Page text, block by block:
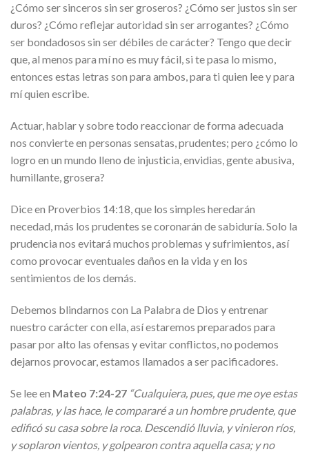
¿Cómo ser sinceros sin ser groseros? ¿Cómo ser justos sin ser
duros? ¿Cómo reflejar autoridad sin ser arrogantes? ¿Cómo
ser bondadosos sin ser débiles de carácter? Tengo que decir
que, al menos para mí no es muy fácil, si te pasa lo mismo,
entonces estas letras son para ambos, para ti quien lee y para
mí quien escribe.
Actuar, hablar y sobre todo reaccionar de forma adecuada
nos convierte en personas sensatas, prudentes; pero ¿cómo lo
logro en un mundo lleno de injusticia, envidias, gente abusiva,
humillante, grosera?
Dice en Proverbios 14:18, que los simples heredarán
necedad, más los prudentes se coronarán de sabiduría. Solo la
prudencia nos evitará muchos problemas y sufrimientos, así
como provocar eventuales daños en la vida y en los
sentimientos de los demás.
Debemos blindarnos con La Palabra de Dios y entrenar
nuestro carácter con ella, así estaremos preparados para
pasar por alto las ofensas y evitar conflictos, no podemos
dejarnos provocar, estamos llamados a ser pacificadores.
Se lee en Mateo 7:24-27 “Cualquiera, pues, que me oye estas
palabras, y las hace, le compararé a un hombre prudente, que
edificó su casa sobre la roca. Descendió lluvia, y vinieron ríos,
y soplaron vientos, y golpearon contra aquella casa; y no